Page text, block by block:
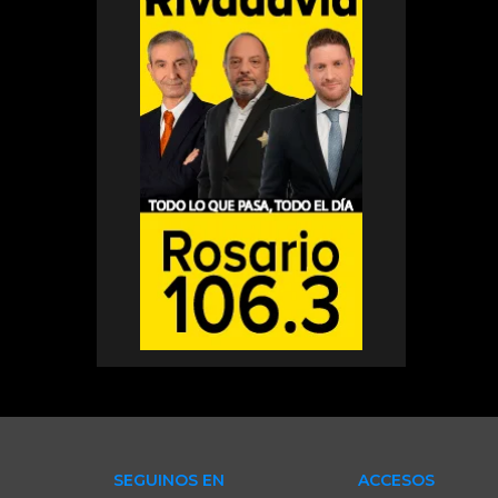
SEGUINOS EN ACCESOS